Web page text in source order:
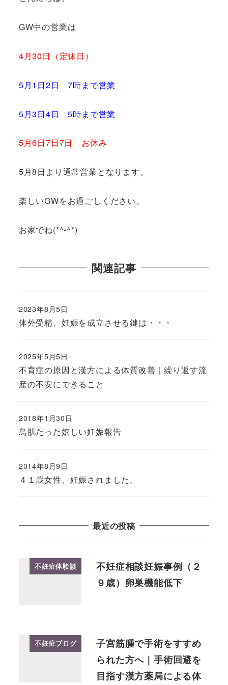
GW中の営業は
4月30日（定休日）
5月1日2日 7時まで営業
5月3日4日 5時まで営業
5月6日7日7日 お休み
5月8日より通常営業となります。
楽しいGWをお過ごしください。
お家でね(*^-^*)
関連記事
体外受精、妊娠を成立させる鍵は・・・
2023年8月5日
不育症の原因と漢方による体質改善｜繰り返す流
産の不安にできること
2025年5月5日
鳥肌たった嬉しい妊娠報告
2018年1月30日
４１歳女性、妊娠されました。
2014年8月9日
最近の投稿
不妊症体験談
不妊症相談妊娠事例（２
９歳）卵巣機能低下
不妊症ブログ
子宮筋腫で手術をすすめ
られた方へ｜手術回避を
目指す漢方薬局による体